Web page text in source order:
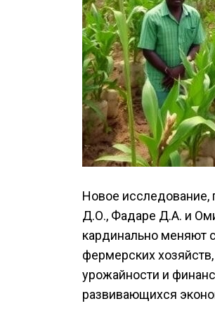
Новое исследование,
Д.О., Фадаре Д.А. и
кардинально меняют
фермерских
урожайности и
развивающихся